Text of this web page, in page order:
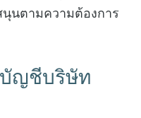
นตามความต้องการ
ญชีบริษัท